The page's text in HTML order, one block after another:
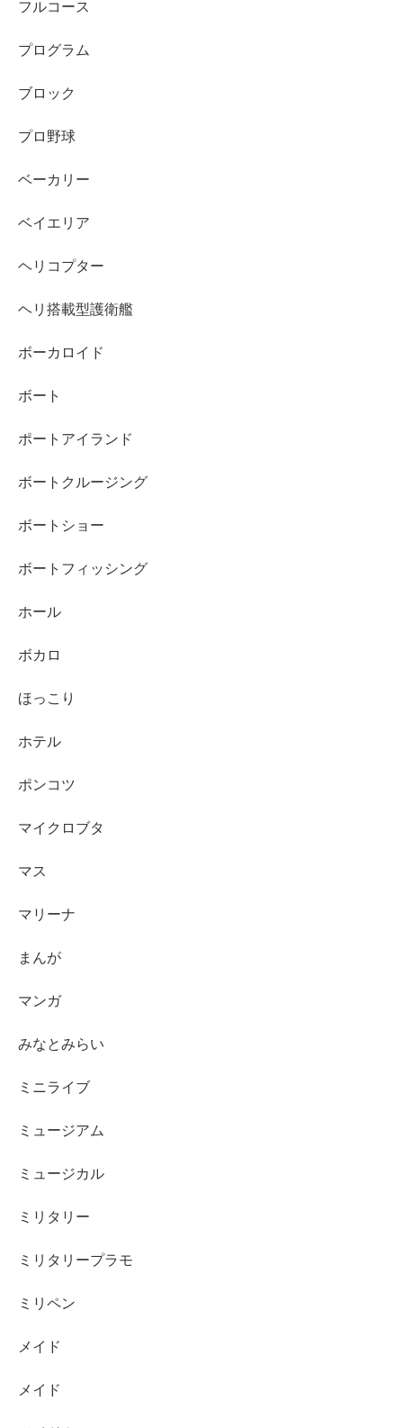
フルコース
プログラム
ブロック
プロ野球
ベーカリー
ベイエリア
ヘリコプター
ヘリ搭載型護衛艦
ボーカロイド
ボート
ポートアイランド
ボートクルージング
ボートショー
ボートフィッシング
ホール
ボカロ
ほっこり
ホテル
ポンコツ
マイクロブタ
マス
マリーナ
まんが
マンガ
みなとみらい
ミニライブ
ミュージアム
ミュージカル
ミリタリー
ミリタリープラモ
ミリペン
メイド
メイド